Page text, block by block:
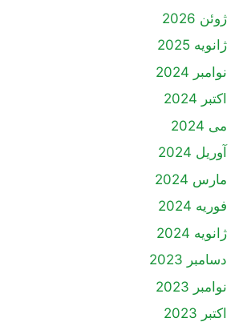
ژوئن 2026
ژانویه 2025
نوامبر 2024
اکتبر 2024
می 2024
آوریل 2024
مارس 2024
فوریه 2024
ژانویه 2024
دسامبر 2023
نوامبر 2023
اکتبر 2023